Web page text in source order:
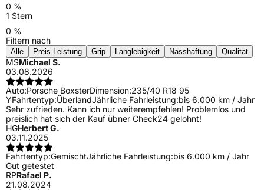
0 %
1 Stern
0 %
Filtern nach
Alle Preis-Leistung Grip Langlebigkeit Nasshaftung Qualität
MSMichael S.
03.08.2026
Auto:Porsche BoxsterDimension:235/40 R18 95
YFahrtentyp:ÜberlandJährliche Fahrleistung:bis 6.000 km / Jahr
Sehr zufrieden. Kann ich nur weiterempfehlen! Problemlos und
preislich hat sich der Kauf übner Check24 gelohnt!
HGHerbert G.
03.11.2025
Fahrtentyp:GemischtJährliche Fahrleistung:bis 6.000 km / Jahr
Gut getestet
RPRafael P.
21.08.2024